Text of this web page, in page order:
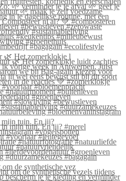
🌿 Het zomerklokje l
mijn tuin. En jij?
de synthetische vez